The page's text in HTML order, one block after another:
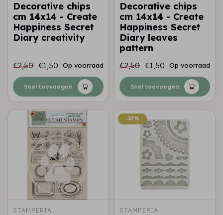
Decorative chips
cm 14x14 - Create
Happiness Secret
Diary creativity
€2,50 €1,50 Op voorraad
Snel toevoegen
Decorative chips
cm 14x14 - Create
Happiness Secret
Diary leaves
pattern
€2,50 €1,50 Op voorraad
Snel toevoegen
STAMPERIA
-37%
-37%
STAMPERIA